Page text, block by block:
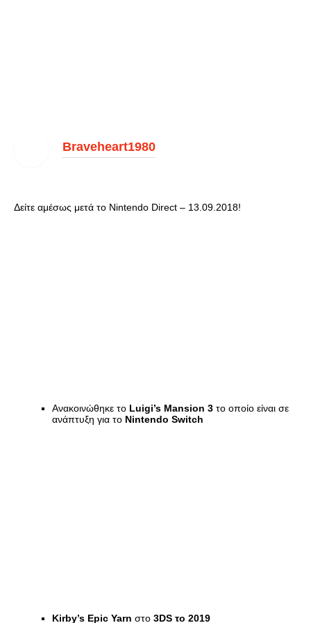
Braveheart1980
Δείτε αμέσως μετά το Nintendo Direct – 13.09.2018!
Ανακοινώθηκε το Luigi’s Mansion 3 το οποίο είναι σε
ανάπτυξη για το Nintendo Switch
Kirby’s Epic Yarn στο 3DS το 2019